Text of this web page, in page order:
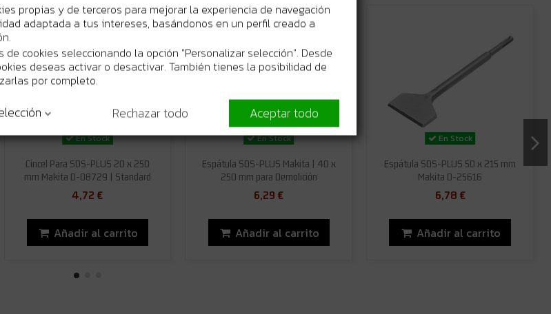
En Stock
Cincel Para SDS-PLUS 20 x 250
mm Makita D-08729 | Standard
4,72 €
Añadir al carrito
En Stock
Espátula SDS-PLUS Makita | 40 x
250 mm para Demolición
6,29 €
Añadir al carrito
En Stock
Espátula SDS-PLUS 50 x 215 mm
Makita D-25616
6,78 €
Añadir al carrito
propias y de terceros para mejorar la experiencia de navegación
adaptada a tus intereses, basándonos en un perfil creado a
cookies seleccionando la opción "Personalizar selección". Desde
deseas activar o desactivar. También tienes la posibilidad de
por completo.
Rechazar todo Aceptar todo